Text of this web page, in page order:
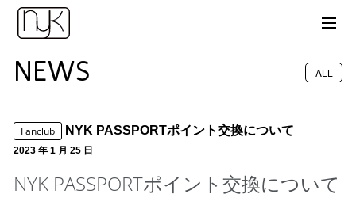
NEWS ALL
Fanclub NYK PASSPORTポイント交換について
2023 年 1 月 25 日
NYK PASSPORTポイント交換について